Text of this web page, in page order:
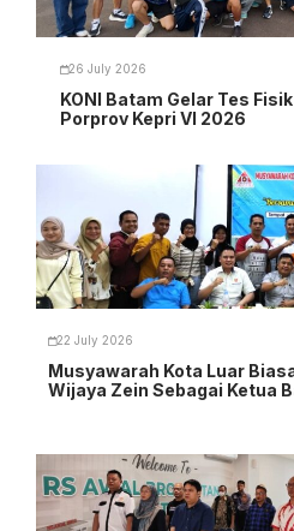
26 July 2026
KONI Batam Gelar Tes
Porprov Kepri VI 2026
22 July 2026
Musyawarah Kota Luar
Wijaya Zein Sebagai Ketua